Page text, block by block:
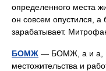
определенного места
он совсем опустился, а
зарабатывает.
БОМЖ — БОМЖ, а и а,
местожительства и